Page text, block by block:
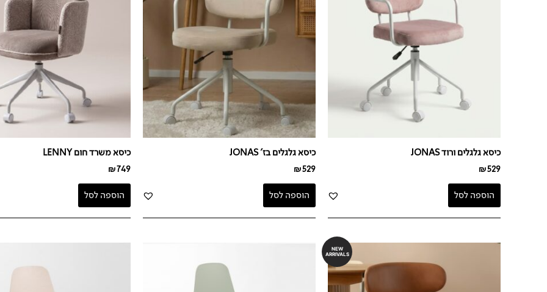
כיסא גלגלים ורוד JONAS
₪529
הוספה לסל
כיסא גלגלים בז' JONAS
₪529
הוספה לסל
כיסא משרד חום LENNY
₪749
הוספה לסל
NEW
ARRIVALS